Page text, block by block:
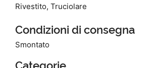
Rivestito, Truciolare
Condizioni di consegna
Smontato
Categorie